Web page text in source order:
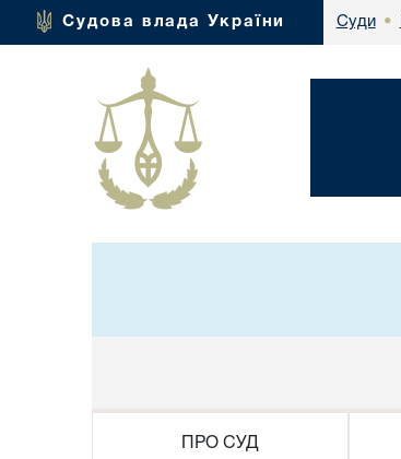
Судова влада України Суди •
ПРО СУД